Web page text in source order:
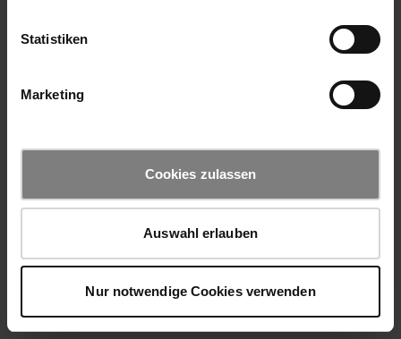
Statistiken
Marketing
Cookies zulassen
Auswahl erlauben
Nur notwendige Cookies verwenden